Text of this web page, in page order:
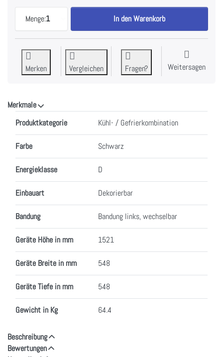
Menge:1
V-ZUG Kühl-/Gefriergerät Cooler V2000 152FGI,
In den Warenkorb
Merken Vergleichen Fragen? Weitersagen
Merkmale
Produktkategorie Kühl- / Gefrierkombination
Farbe Schwarz
Energieklasse D
Einbauart Dekorierbar
Bandung Bandung links, wechselbar
Geräte Höhe in mm 1521
Geräte Breite in mm 548
Geräte Tiefe in mm 548
Gewicht in Kg 64.4
Beschreibung
Bewertungen